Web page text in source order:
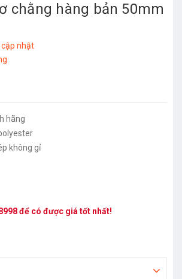
chằng hàng bản 50mm
nhật
hãng
không gỉ
để có được giá tốt nhất!